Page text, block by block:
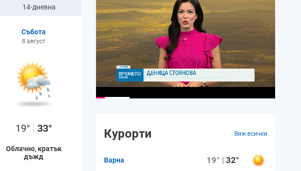
14-дневна
Събота
8 август
19° | 33°
Облачно, кратък
дъжд
Курорти Виж всички
Варна 19° |32°